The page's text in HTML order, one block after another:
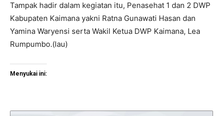
Tampak hadir dalam kegiatan itu, Penasehat 1 dan 2 DWP
Kabupaten Kaimana yakni Ratna Gunawati Hasan dan
Yamina Waryensi serta Wakil Ketua DWP Kaimana, Lea
Rumpumbo.(lau)
Menyukai ini: